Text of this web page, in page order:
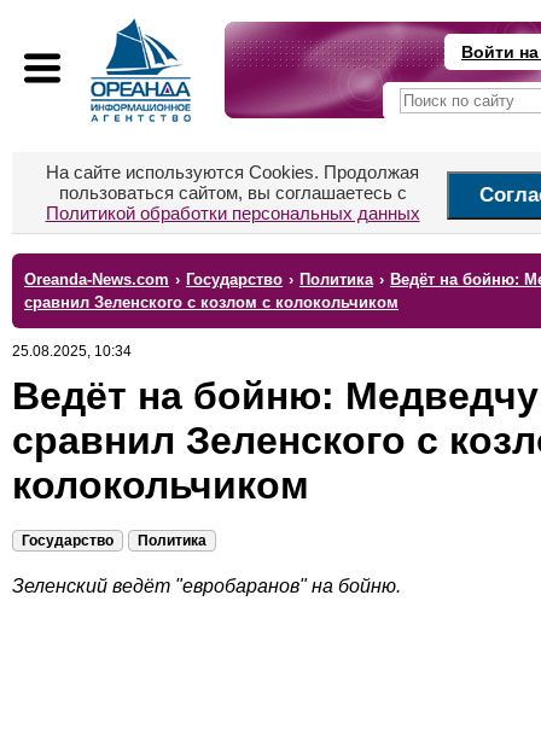
Войти
На сайте используются Cookies. Продолжая
пользоваться сайтом, вы соглашаетесь с
Политикой обработки персональных данных
Oreanda-News.com › Государство › Политика › Ведёт на бойню:
сравнил Зеленского с козлом с колокольчиком
25.08.2025, 10:34
Ведёт на бойню:
сравнил Зеленского с
колокольчиком
Государство Политика
Зеленский ведёт "евробаранов" на бойню.